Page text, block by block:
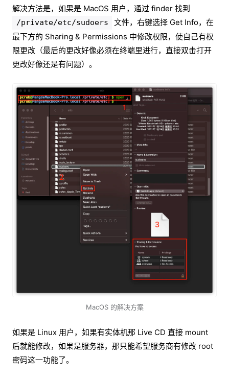
解决方法是，如果是 MacOS 用户，通过 finder 找到
/private/etc/sudoers
文件，右键选择 Get Info，在
最下方的 Sharing & Permissions 中修改权限，使自己有权
限更改（最后的更改好像必须在终端里进行，直接双击打开
更改好像还是有问题）。
MacOS 的解决方案
如果是 Linux 用户，如果有实体机那 Live CD 直接 mount
后就能修改，如果是服务器，那只能希望服务商有修改 root
密码这一功能了。